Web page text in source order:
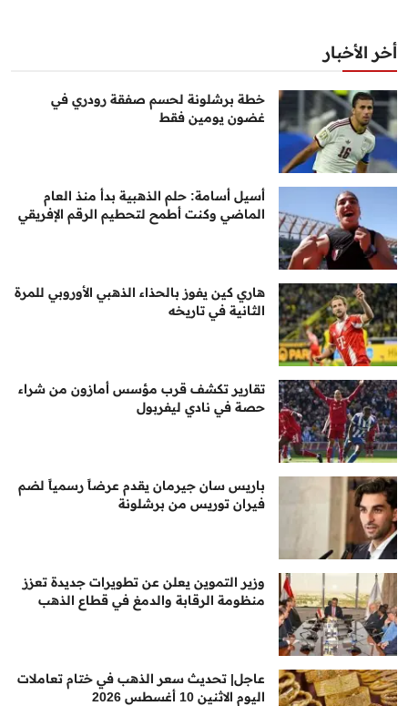
أخر الأخبار
خطة برشلونة لحسم صفقة رودري في
غضون يومين فقط
أسيل أسامة: حلم الذهبية بدأ منذ العام
الماضي وكنت أطمح لتحطيم الرقم الإفريقي
هاري كين يفوز بالحذاء الذهبي الأوروبي للمرة
الثانية في تاريخه
تقارير تكشف قرب مؤسس أمازون من شراء
حصة في نادي ليفربول
باريس سان جيرمان يقدم عرضاً رسمياً لضم
فيران توريس من برشلونة
وزير التموين يعلن عن تطويرات جديدة تعزز
منظومة الرقابة والدمغ في قطاع الذهب
عاجل| تحديث سعر الذهب في ختام تعاملات
اليوم الاثنين 10 أغسطس 2026